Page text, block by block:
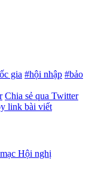
gia #hội nhập #bảo
Chia sẻ qua Twitter
link bài viết